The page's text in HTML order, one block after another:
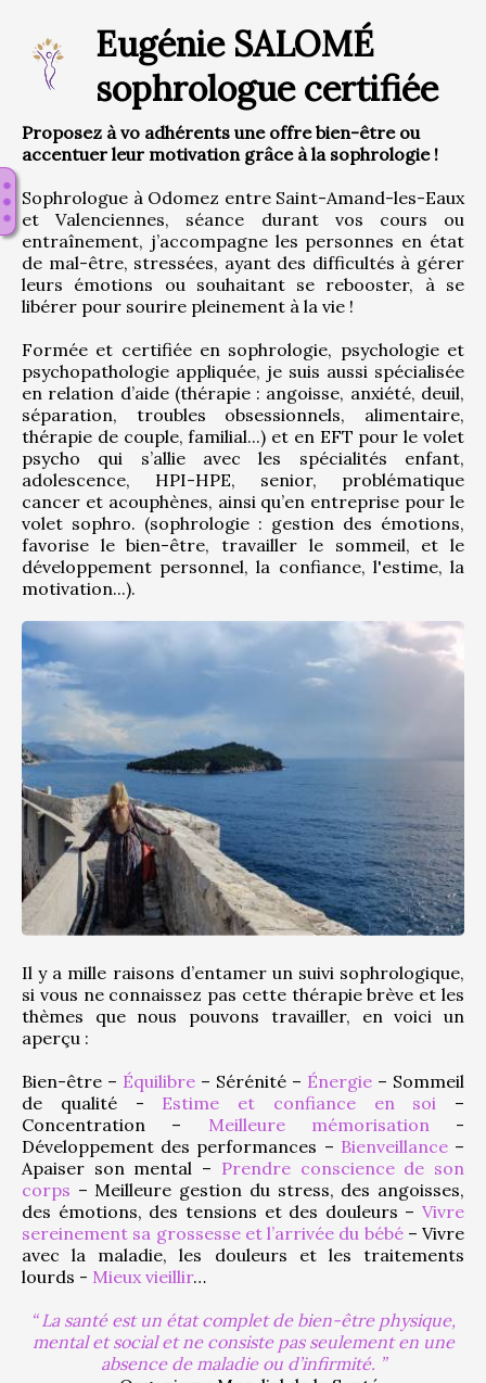
Eugénie SALOMÉ
sophrologue certifiée
Proposez à vo adhérents une offre bien-être ou
accentuer leur motivation grâce à la sophrologie !
Sophrologue à Odomez entre Saint-Amand-les-Eaux
et Valenciennes, séance durant vos cours ou
entraînement, j’accompagne les personnes en état
de mal-être, stressées, ayant des difficultés à gérer
leurs émotions ou souhaitant se rebooster, à se
libérer pour sourire pleinement à la vie !
Formée et certifiée en sophrologie, psychologie et
psychopathologie appliquée, je suis aussi spécialisée
en relation d’aide (thérapie : angoisse, anxiété, deuil,
séparation, troubles obsessionnels, alimentaire,
thérapie de couple, familial...) et en EFT pour le volet
psycho qui s’allie avec les spécialités enfant,
adolescence, HPI-HPE, senior, problématique
cancer et acouphènes, ainsi qu’en entreprise pour le
volet sophro. (sophrologie : gestion des émotions,
favorise le bien-être, travailler le sommeil, et le
développement personnel, la confiance, l'estime, la
motivation...).
Il y a mille raisons d’entamer un suivi sophrologique,
si vous ne connaissez pas cette thérapie brève et les
thèmes que nous pouvons travailler, en voici un
aperçu :
Bien-être – Équilibre – Sérénité – Énergie – Sommeil
de qualité - Estime et confiance en soi –
Concentration – Meilleure mémorisation -
Développement des performances – Bienveillance –
Apaiser son mental – Prendre conscience de son
corps – Meilleure gestion du stress, des angoisses,
des émotions, des tensions et des douleurs – Vivre
sereinement sa grossesse et l’arrivée du bébé – Vivre
avec la maladie, les douleurs et les traitements
lourds - Mieux vieillir…
La santé est un état complet de bien-être physique,
mental et social et ne consiste pas seulement en une
absence de maladie ou d’infirmité.